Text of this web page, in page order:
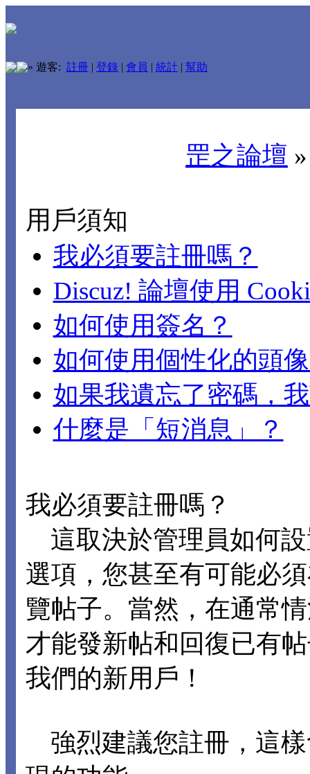
» 遊客: 註冊 | 登錄 | 會員 | 統計 | 幫助
罡之論壇
用戶須知
我必須要註冊嗎？
Discuz! 論壇使用
如何使用簽名？
如何使用個性化的頭
如果我遺忘了密碼，
什麼是「短消息」？
我必須要註冊嗎？
這取決於管理員如何設
選項，您甚至有可能必
覽帖子。當然，在通常
才能發新帖和回復已有
我們的新用戶！
強烈建議您註冊，這